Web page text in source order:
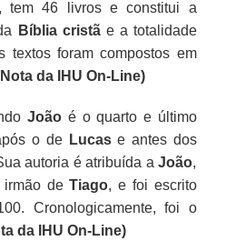
tem 46 livros e constitui a
Bíblia cristãe a totalidade
textos foram compostos em
da IHU On-Line)
João é o quarto e último
o de Lucase antes dos
autoria é atribuída aJoão,
irmão deTiago, e foi escrito
Cronologicamente, foi o
da IHU On-Line)